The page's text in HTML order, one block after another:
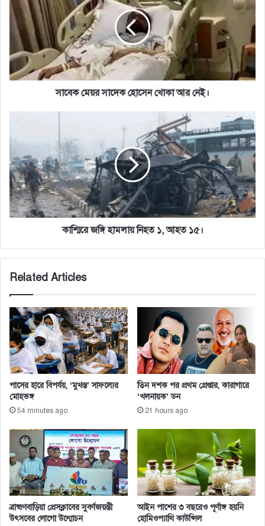
সাদেক
হোসেন
খোকা
নেই।
সাবেক মেয়র সাদেক হোসেন খোকা আর নেই।
১,
আহত
১৫।
কাশ্মিরে জঙ্গি হামলায় নিহত ১, আহত ১৫।
Related Articles
পাসের হারে বিপর্যয়, ‘মুখস্ত’ সাফল্যের
মোহভঙ্গ
54 minutes ago
তিন দশক পর প্রথম গ্রেপ্তার, কারাগারে
‘খলনায়ক’ ডন
21 hours ago
ব্রাহ্মণবাড়িয়া প্রেসক্লাবের সুবর্ণজয়ন্তী
উৎসবের লোগো উন্মোচন
আইন পাশের ৩ বছরেও পূর্ণাঙ্গ হয়নি
হোমিওপ্যাথি কাউন্সিল